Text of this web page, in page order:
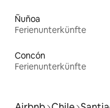
Ñuñoa
Ferienunterkünfte
Concón
Ferienunterkünfte